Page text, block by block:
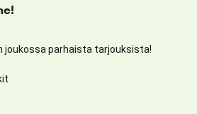
joukossa parhaista tarjouksista!